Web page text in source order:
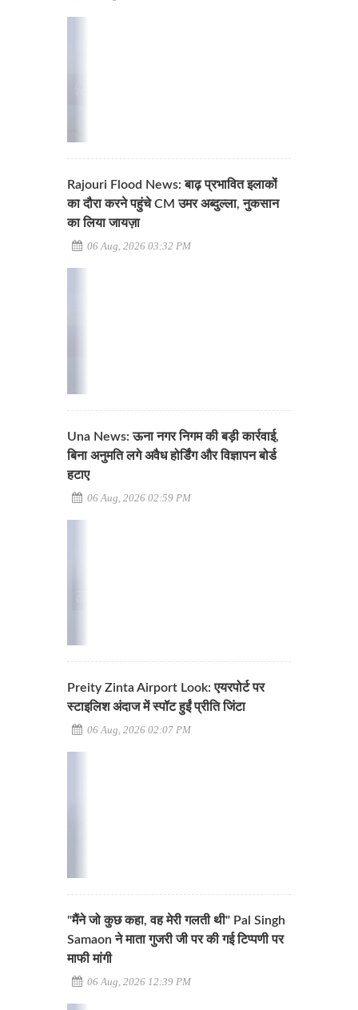
Rajouri Flood News: बाढ़ प्रभावित इलाकों
का दौरा करने पहुंचे CM उमर अब्दुल्ला, नुकसान
का लिया जायज़ा
06 Aug, 2026 03:32 PM
Una News: ऊना नगर निगम की बड़ी कार्रवाई,
बिना अनुमति लगे अवैध होर्डिंग और विज्ञापन बोर्ड
हटाए
06 Aug, 2026 02:59 PM
Preity Zinta Airport Look: एयरपोर्ट पर
स्टाइलिश अंदाज में स्पॉट हुईं प्रीति जिंटा
06 Aug, 2026 02:07 PM
"मैंने जो कुछ कहा, वह मेरी गलती थी" Pal Singh
Samaon ने माता गुजरी जी पर की गई टिप्पणी पर
माफी मांगी
06 Aug, 2026 12:39 PM